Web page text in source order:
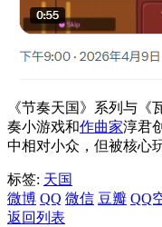
《节奏天国》系列与
奏小游戏和作曲家淳君
中相对小众，但被核心
标签: 天国
微博 QQ 微信 豆瓣 QQ
返回列表